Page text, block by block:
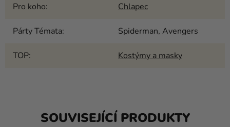
Pro koho: Chlapec
Párty Témata: Spiderman, Avengers
TOP: Kostýmy a masky
SOUVISEJÍCÍ PRODUKTY